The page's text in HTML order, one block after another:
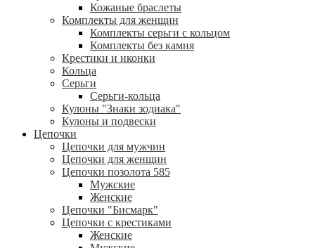
Кожаные браслеты
Комплекты для женщин
Комплекты серьги с кольцом
Комплекты без камня
Крестики и иконки
Кольца
Серьги
Серьги-кольца
Кулоны "Знаки зодиака"
Кулоны и подвески
Цепочки
Цепочки для мужчин
Цепочки для женщин
Цепочки позолота 585
Мужские
Женские
Цепочки "Бисмарк"
Цепочки с крестиками
Женские